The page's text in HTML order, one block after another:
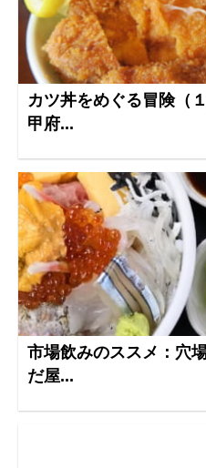
カツ丼をめぐる冒険（
甲府...
市場飲みのススメ：穴
だ屋...